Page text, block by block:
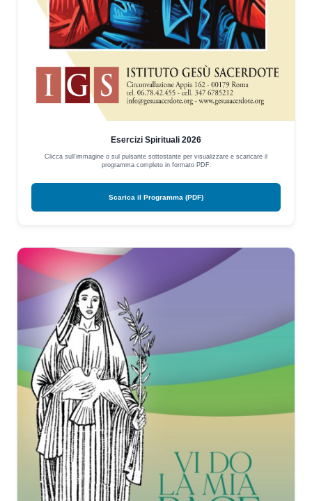
Esercizi Spirituali 2026
Clicca sull'immagine o sul pulsante sottostante per visualizzare e scaricare il
programma completo in formato PDF.
Scarica il Programma (PDF)